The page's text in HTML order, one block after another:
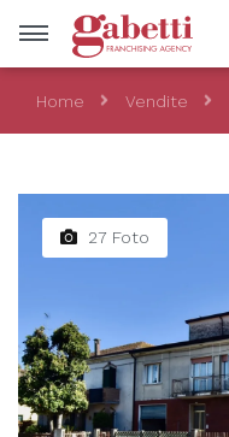
Vendite
Tipologia
Home Vendite
27 Foto